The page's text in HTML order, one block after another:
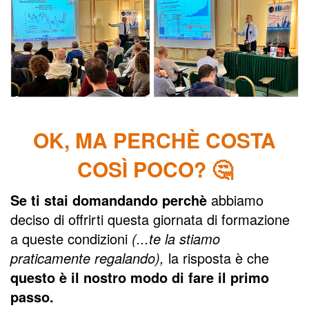
OK, MA PERCHÈ COSTA
COSÌ POCO? 🤔
Se ti stai domandando perchè abbiamo
deciso di offrirti questa giornata di formazione
a queste condizioni (...te la stiamo
praticamente regalando), la risposta è che
questo è il nostro modo di fare il primo
passo.